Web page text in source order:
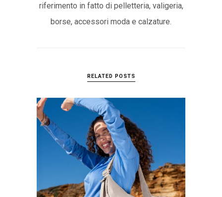
riferimento in fatto di pelletteria, valigeria,
borse, accessori moda e calzature.
RELATED POSTS